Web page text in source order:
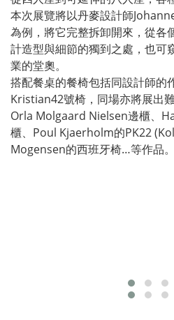
本次展覽將以丹麥設計師
為例，將它完整拆卸開來，從各
計造型與細節的獨到之處，也可
業的堂奧。
搭配餐桌的餐椅包括同設計師的
Kristian42號椅，同場亦將展出
Orla Molgaard Nielsen邊櫃、
櫃、Poul Kjaerholm的PK22
Mogensen的西班牙椅…等作品。